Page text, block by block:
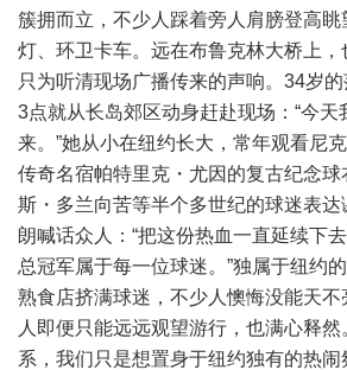
簇拥而立，不少人踩着旁人肩膀登高眺
灯、环卫卡车。远在布鲁克林大桥上，
只为听清现场广播传来的声响。34岁
3点就从长岛郊区动身赶赴现场：“今天
来。”她从小在纽约长大，常年观看尼
传奇名宿帕特里克・尤因的复古纪念
斯・多兰向苦等半个多世纪的球迷表
朗喊话众人：“把这份热血一直延续下
总冠军属于每一位球迷。”独属于纽约
熟食店挤满球迷，不少人懊悔没能天
人即便只能远远观望游行，也满心释然
系，我们只是想置身于纽约独有的热闹